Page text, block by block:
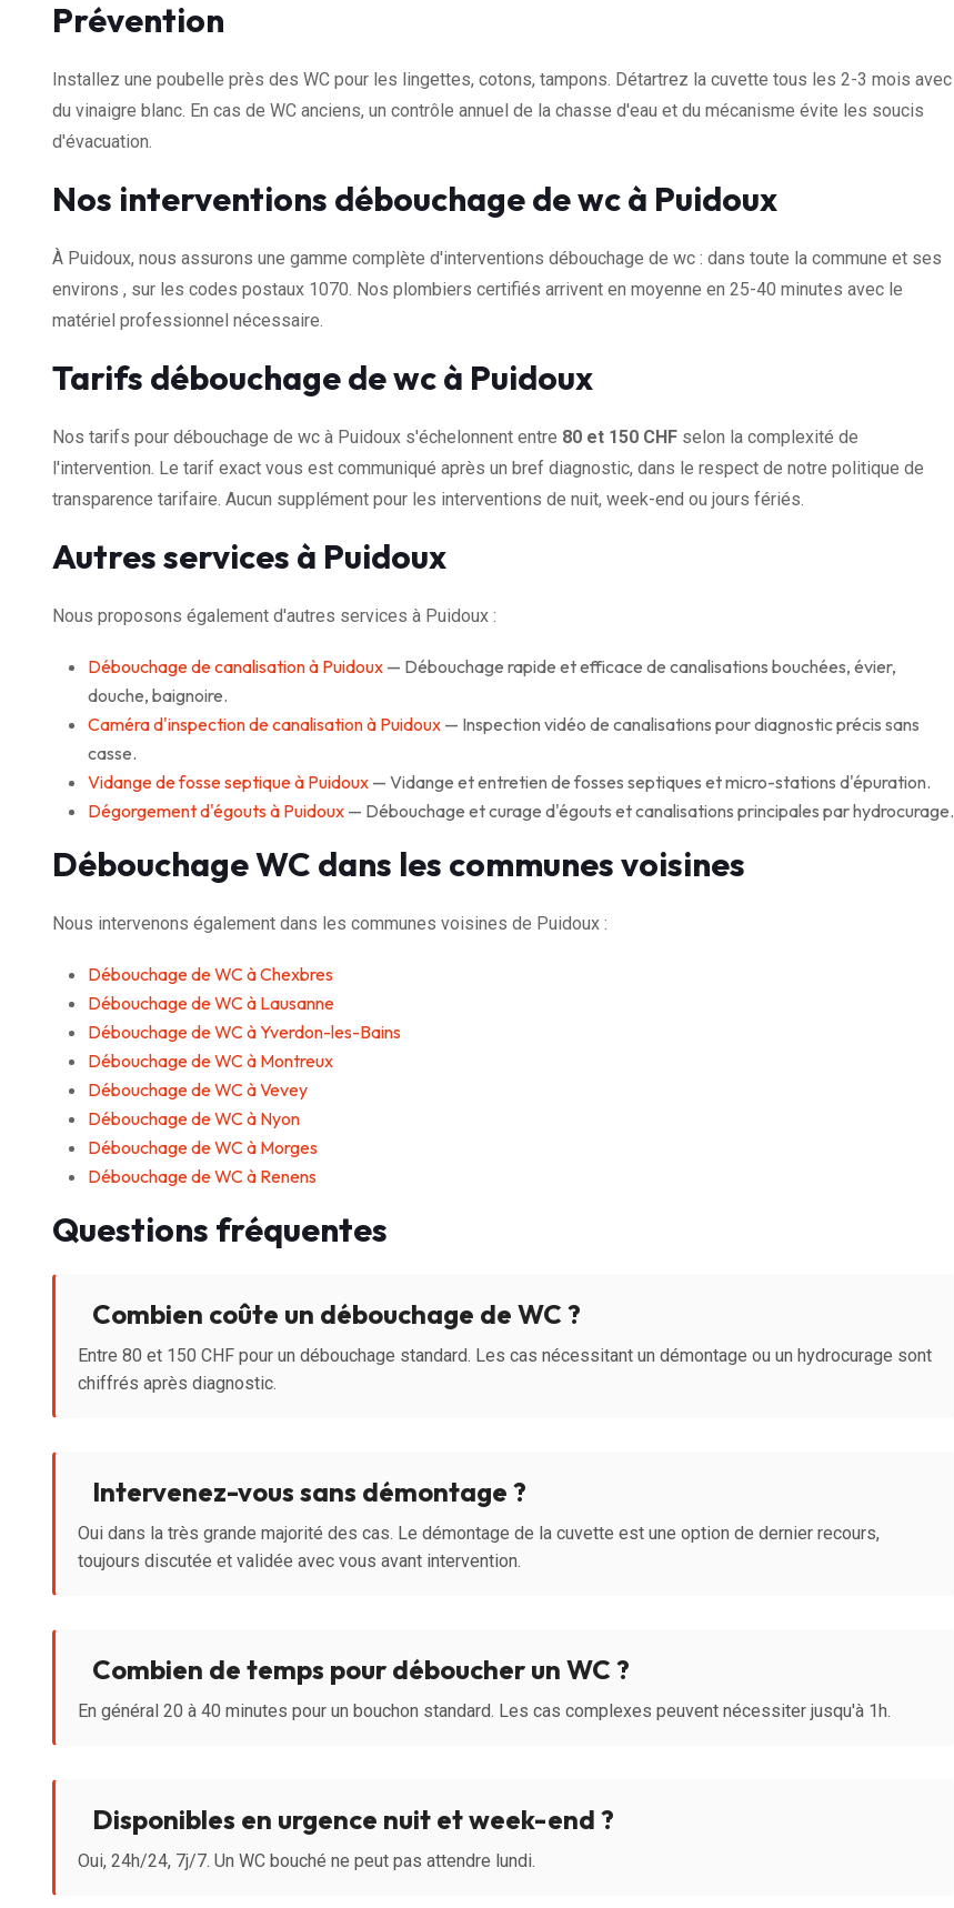
Prévention
Installez une poubelle près des WC pour les lingettes, cotons, tampons. Détartrez la cuvette tous les 2-3 mois avec
du vinaigre blanc. En cas de WC anciens, un contrôle annuel de la chasse d'eau et du mécanisme évite les soucis
d'évacuation.
Nos interventions débouchage de wc à Puidoux
À Puidoux, nous assurons une gamme complète d'interventions débouchage de wc : dans toute la commune et ses
environs , sur les codes postaux 1070. Nos plombiers certifiés arrivent en moyenne en 25-40 minutes avec le
matériel professionnel nécessaire.
Tarifs débouchage de wc à Puidoux
Nos tarifs pour débouchage de wc à Puidoux s'échelonnent entre 80 et 150 CHF selon la complexité de
l'intervention. Le tarif exact vous est communiqué après un bref diagnostic, dans le respect de notre politique de
transparence tarifaire. Aucun supplément pour les interventions de nuit, week-end ou jours fériés.
Autres services à Puidoux
Nous proposons également d'autres services à Puidoux :
Débouchage de canalisation à Puidoux — Débouchage rapide et efficace de canalisations bouchées, évier,
douche, baignoire.
Caméra d'inspection de canalisation à Puidoux — Inspection vidéo de canalisations pour diagnostic précis sans
casse.
Vidange de fosse septique à Puidoux — Vidange et entretien de fosses septiques et micro-stations d'épuration.
Dégorgement d'égouts à Puidoux — Débouchage et curage d'égouts et canalisations principales par hydrocurage.
Débouchage WC dans les communes voisines
Nous intervenons également dans les communes voisines de Puidoux :
Débouchage de WC à Chexbres
Débouchage de WC à Lausanne
Débouchage de WC à Yverdon-les-Bains
Débouchage de WC à Montreux
Débouchage de WC à Vevey
Débouchage de WC à Nyon
Débouchage de WC à Morges
Débouchage de WC à Renens
Questions fréquentes
Combien coûte un débouchage de WC ?
Entre 80 et 150 CHF pour un débouchage standard. Les cas nécessitant un démontage ou un hydrocurage sont
chiffrés après diagnostic.
Intervenez-vous sans démontage ?
Oui dans la très grande majorité des cas. Le démontage de la cuvette est une option de dernier recours,
toujours discutée et validée avec vous avant intervention.
Combien de temps pour déboucher un WC ?
En général 20 à 40 minutes pour un bouchon standard. Les cas complexes peuvent nécessiter jusqu'à 1h.
Disponibles en urgence nuit et week-end ?
Oui, 24h/24, 7j/7. Un WC bouché ne peut pas attendre lundi.